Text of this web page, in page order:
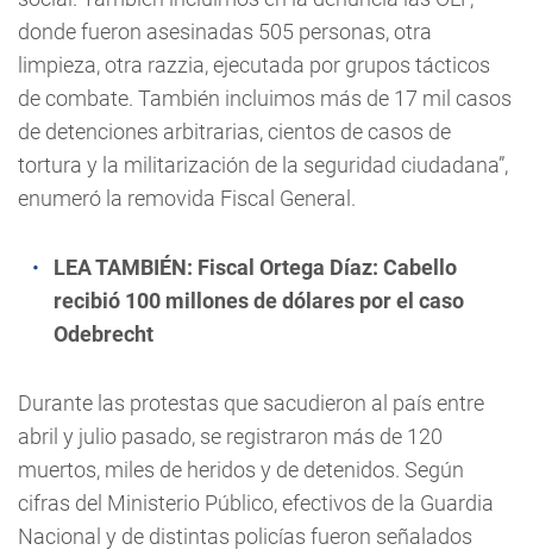
donde fueron asesinadas 505 personas, otra
limpieza, otra razzia, ejecutada por grupos tácticos
de combate. También incluimos más de 17 mil casos
de detenciones arbitrarias, cientos de casos de
tortura y la militarización de la seguridad ciudadana”,
enumeró la removida Fiscal General.
LEA TAMBIÉN: Fiscal Ortega Díaz: Cabello
recibió 100 millones de dólares por el caso
Odebrecht
Durante las protestas que sacudieron al país entre
abril y julio pasado, se registraron más de 120
muertos, miles de heridos y de detenidos. Según
cifras del Ministerio Público, efectivos de la Guardia
Nacional y de distintas policías fueron señalados